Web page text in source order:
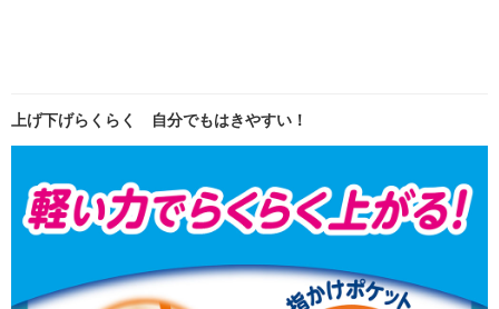
上げ下げらくらく 自分でもはきやすい！